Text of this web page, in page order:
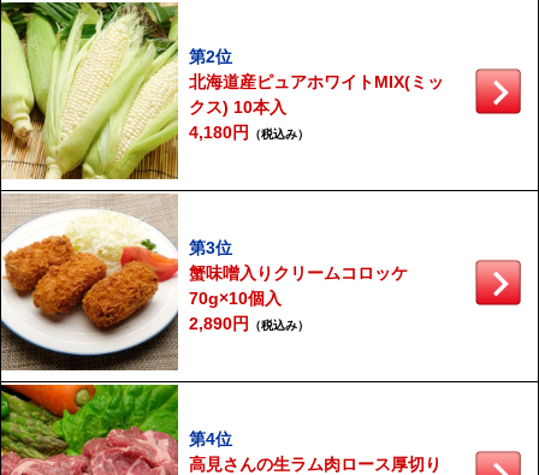
第2位
北海道産ピュアホワイトMIX(ミッ
クス) 10本入
4,180円 （税込み）
第3位
蟹味噌入りクリームコロッケ
70g×10個入
2,890円 （税込み）
第4位
高見さんの生ラム肉ロース厚切り